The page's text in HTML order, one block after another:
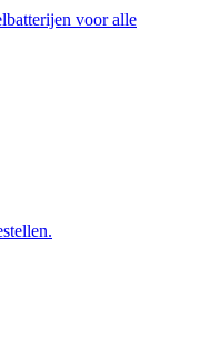
voor alle